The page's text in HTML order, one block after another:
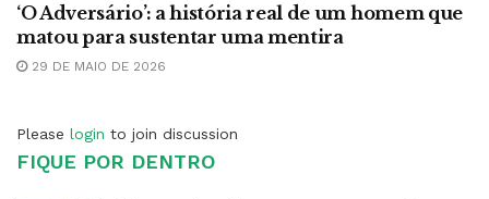
‘O Adversário’: a história real de um homem que
matou para sustentar uma mentira
29 DE MAIO DE 2026
Please login to join discussion
FIQUE POR DENTRO